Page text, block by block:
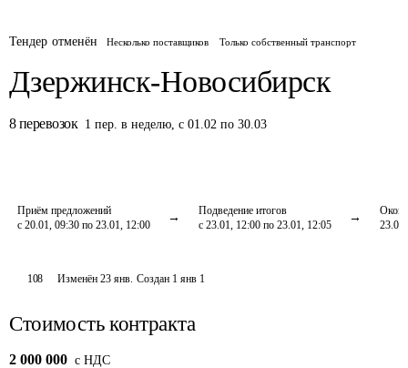
Тендер отменён Несколько поставщиков Только собственный транспорт
Дзержинск-Новосибирск
8 перевозок 1 пер. в неделю,с 01.02 по 30.03
Приём предложений
с 20.01, 09:30 по 23.01, 12:00
Подведение итогов
с 23.01, 12:00 по 23.01, 12:05
108 Изменён23 янв. Создан 1 янв 1
Стоимость контракта
2 000 000 c НДС